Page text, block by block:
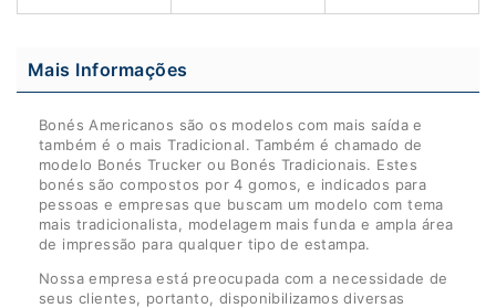
Mais Informações
Bonés Americanos são os modelos com mais saída e
também é o mais Tradicional. Também é chamado de
modelo Bonés Trucker ou Bonés Tradicionais. Estes
bonés são compostos por 4 gomos, e indicados para
pessoas e empresas que buscam um modelo com tema
mais tradicionalista, modelagem mais funda e ampla área
de impressão para qualquer tipo de estampa.
Nossa empresa está preocupada com a necessidade de
seus clientes, portanto, disponibilizamos diversas